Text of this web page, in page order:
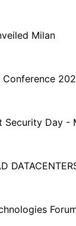
Milan
Conference
Security Day -